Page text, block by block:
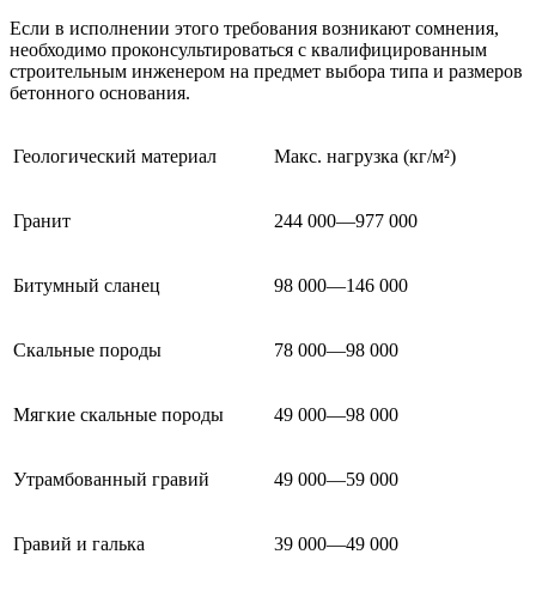
Если в исполнении этого требования возникают сомнения,
необходимо проконсультироваться с квалифицированным
строительным инженером на предмет выбора типа и размеров
бетонного основания.
Геологический материал Макс. нагрузка (кг/м²)
Гранит 244 000—977 000
Битумный сланец 98 000—146 000
Скальные породы 78 000—98 000
Мягкие скальные породы 49 000—98 000
Утрамбованный гравий 49 000—59 000
Гравий и галька 39 000—49 000